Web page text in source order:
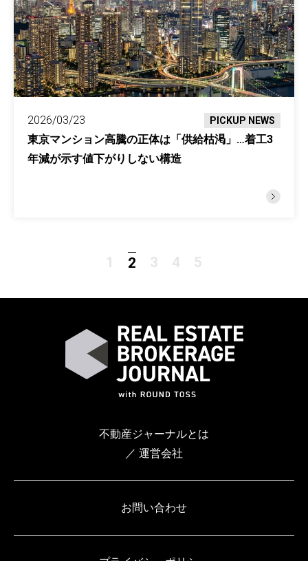
2026/03/23 PICKUP NEWS
東京マンション高騰の正体は「供給枯渇」…着工3
年減が示す値下がりしない構造
1 2 3 4 5
不動産ジャーナルとは
／ 運営会社
お問い合わせ